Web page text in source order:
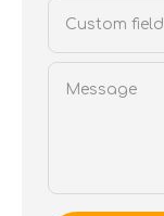
Custom field
Message